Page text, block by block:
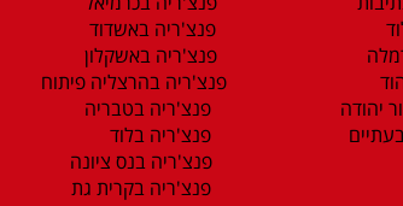
יהודה
פנצ'ריה באשדוד
פנצ'ריה באשקלון
פנצ'ריה בהרצליה פיתוח
פנצ'ריה בטבריה
פנצ'ריה בלוד
פנצ'ריה בנס ציונה
פנצ'ריה בקרית גת